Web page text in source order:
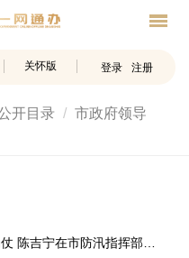
关怀版 登录 注册
开目录
市政府领导
持在岗在职在责 把各项台风防御工作落实落细落到位